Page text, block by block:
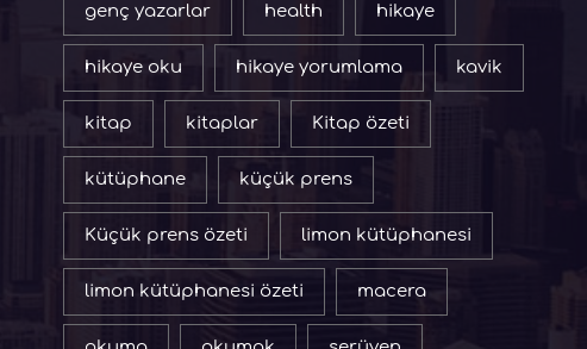
genç yazarlar health hikaye
hikaye oku hikaye yorumlama kavik
kitap kitaplar Kitap özeti
kütüphane küçük prens
Küçük prens özeti limon kütüphanesi
limon kütüphanesi özeti macera